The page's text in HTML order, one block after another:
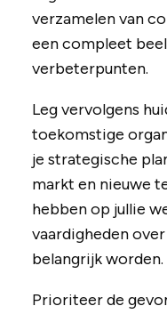
verzamelen van
een compleet
verbeterpunten.
Leg vervolgens
toekomstige
je strategische
markt en nieuwe
hebben op jullie
vaardigheden
belangrijk worden.
Prioriteer de